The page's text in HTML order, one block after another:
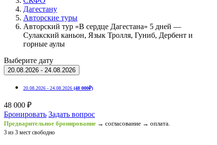
Дагестану
Авторские туры
Авторский тур «В сердце Дагестана» 5 дней —
Сулакский каньон, Язык Тролля, Гуниб, Дербент и
горные аулы
Выберите дату
20.08.2026 - 24.08.2026
20.08.2026 - 24.08.2026 (48 000₽)
48 000 ₽
Бронировать Задать вопрос
Предварительное бронирование → согласование → оплата.
3 из 3 мест свободно